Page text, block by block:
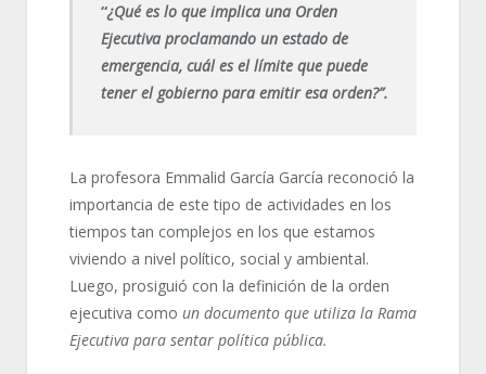
“¿Qué es lo que implica una Orden
Ejecutiva proclamando un estado de
emergencia, cuál es el límite que puede
tener el gobierno para emitir esa orden?”.
La profesora Emmalid García García reconoció la
importancia de este tipo de actividades en los
tiempos tan complejos en los que estamos
viviendo a nivel político, social y ambiental.
Luego, prosiguió con la definición de la orden
ejecutiva como un documento que utiliza la Rama
Ejecutiva para sentar política pública.